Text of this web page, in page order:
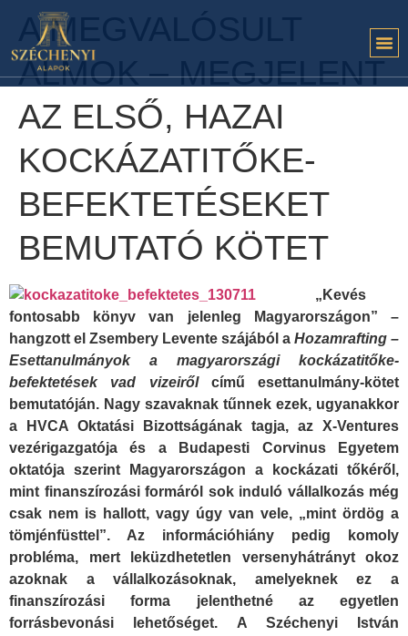
A MEGVALÓSULT
ÁLMOK – MEGJELENT
AZ ELSŐ, HAZAI
KOCKÁZATITŐKE-
BEFEKTETÉSEKET
BEMUTATÓ KÖTET
„Kevés
fontosabb könyv van jelenleg Magyarországon” –
hangzott el Zsembery Levente szájából a Hozamrafting –
Esettanulmányok a magyarországi kockázatitőke-
befektetések vad vizeirőlcímű esettanulmány-kötet
bemutatóján. Nagy szavaknak tűnnek ezek, ugyanakkor
a HVCA Oktatási Bizottságának tagja, az X-Ventures
vezérigazgatója és a Budapesti Corvinus Egyetem
oktatója szerint Magyarországon a kockázati tőkéről,
mint finanszírozási formáról sok induló vállalkozás még
csak nem is hallott, vagy úgy van vele, „mint ördög a
tömjénfüsttel”. Az információhiány pedig komoly
probléma, mert leküzdhetetlen versenyhátrányt okoz
azoknak a vállalkozásoknak, amelyeknek ez a
finanszírozási forma jelenthetné az egyetlen
forrásbevonási lehetőséget. A Széchenyi István